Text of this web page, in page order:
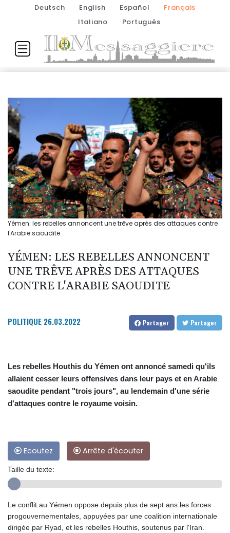
Deutsch English Español
Français
Italiano
Português
Yémen: les rebelles annoncent une trêve après des attaques contre
l'Arabie saoudite
YÉMEN: LES REBELLES ANNONCENT
UNE TRÊVE APRÈS DES ATTAQUES
CONTRE L'ARABIE SAOUDITE
POLITIQUE 26.03.2022 Partager Partager
Les rebelles Houthis du Yémen ont annoncé samedi qu'ils
allaient cesser leurs offensives dans leur pays et en Arabie
saoudite pendant "trois jours", au lendemain d'une série
d'attaques contre le royaume voisin.
Ecoutez Arrête d'écouter
Taille du texte:
Le conflit au Yémen oppose depuis plus de sept ans les forces
progouvernementales, appuyées par une coalition internationale
dirigée par Ryad, et les rebelles Houthis, soutenus par l'Iran.